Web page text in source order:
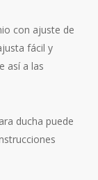
con ajuste de
fácil y
así a las
ducha puede